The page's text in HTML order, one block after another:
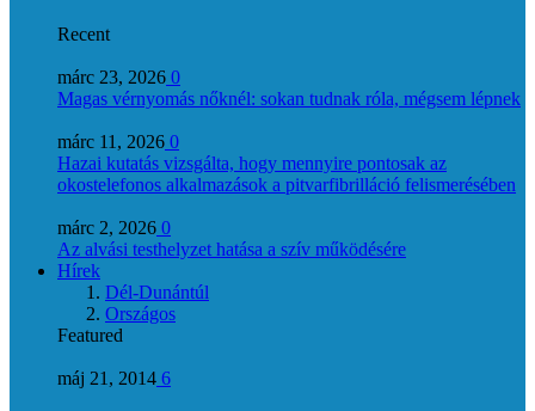
Recent
márc 23, 2026 0
Magas vérnyomás nőknél: sokan tudnak róla, mégsem lépnek
márc 11, 2026 0
Hazai kutatás vizsgálta, hogy mennyire pontosak az
okostelefonos alkalmazások a pitvarfibrilláció felismerésében
márc 2, 2026 0
Az alvási testhelyzet hatása a szív működésére
Hírek
Dél-Dunántúl
Országos
Featured
máj 21, 2014 6